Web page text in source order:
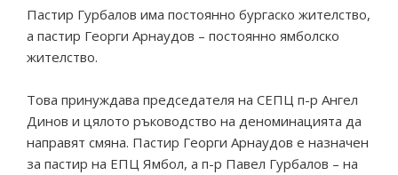
Пастир Гурбалов има постоянно бургаско жителство,
а пастир Георги Арнаудов – постоянно ямболско
жителство.
Това принуждава председателя на СЕПЦ п-р Ангел
Динов и цялото ръководство на деноминацията да
направят смяна. Пастир Георги Арнаудов е назначен
за пастир на ЕПЦ Ямбол, а п-р Павел Гурбалов – на